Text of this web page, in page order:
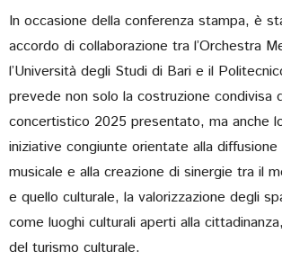
In occasione della conferenza stampa, è
accordo di collaborazione tra l’Orchestra
l’Università degli Studi di Bari e il
prevede non solo la costruzione condivisa
concertistico 2025 presentato, ma anche
iniziative congiunte orientate alla diffusione
musicale e alla creazione di sinergie tra il
e quello culturale, la valorizzazione degli
come luoghi culturali aperti alla
del turismo culturale.